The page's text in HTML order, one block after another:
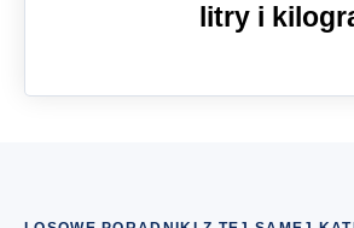
litry i